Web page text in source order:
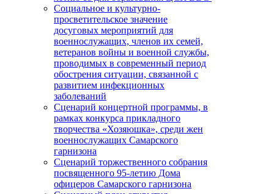
Социальное и культурно-
просветительское значение
досуговых мероприятий для
военнослужащих, членов их семей,
ветеранов войны и военной службы,
проводимых в современный период
обострения ситуации, связанной с
развитием инфекционных
заболеваний
Сценарий концертной программы, в
рамках конкурса прикладного
творчества «Хозяюшка», среди жен
военнослужащих Самарского
гарнизона
Сценарий торжественного собрания
посвященного 95-летию Дома
офицеров Самарского гарнизона